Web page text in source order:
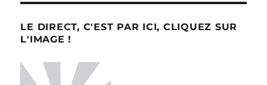
LE DIRECT, C'EST PAR ICI, CLIQUEZ SUR
L'IMAGE !